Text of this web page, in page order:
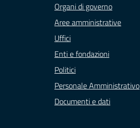
Organi di governo
Aree amministrative
Uffici
Enti e fondazioni
Politici
Personale Amministrativo
Documenti e dati